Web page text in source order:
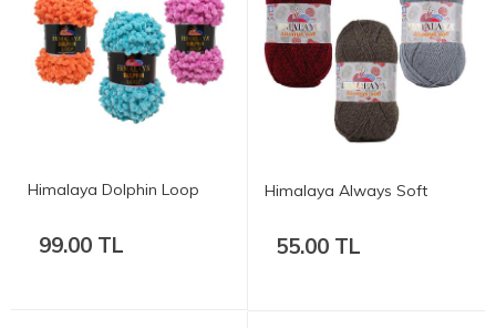
Himalaya Dolphin Loop
99.00 TL
Himalaya Always Soft
55.00 TL